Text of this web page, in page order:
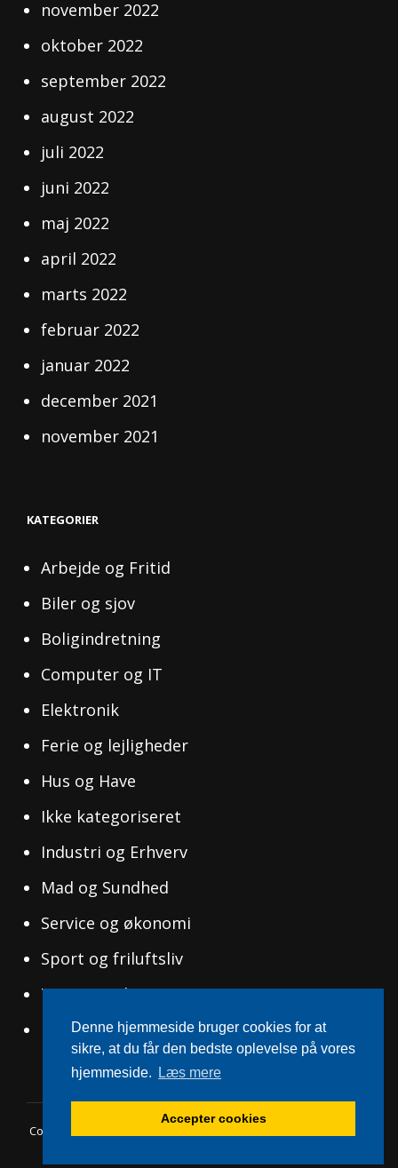
november 2022
oktober 2022
september 2022
august 2022
juli 2022
juni 2022
maj 2022
april 2022
marts 2022
februar 2022
januar 2022
december 2021
november 2021
KATEGORIER
Arbejde og Fritid
Biler og sjov
Boligindretning
Computer og IT
Elektronik
Ferie og lejligheder
Hus og Have
Ikke kategoriseret
Industri og Erhverv
Mad og Sundhed
Service og økonomi
Sport og friluftsliv
Tøj og Mode
Uddannelse og Ledelse
Copyright © 2026 Svensksucces.dk
Denne hjemmeside bruger cookies for at
sikre, at du får den bedste oplevelse på vores
hjemmeside.
Læs mere
Accepter cookies